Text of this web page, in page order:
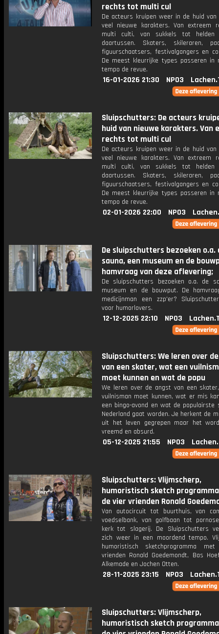
rechts tot multi cul
De acteurs kruipen weer in de huid van
veel nieuwe karakters. Van extreem
multi culti, van sukkels tot helden
daartussen. Skaters, skileraren,
figuurschaatsers, festivalgangers en
De meest kleurrijke types passeren in
tempo de revue.
16-01-2026 21:30 NPO3
Sluipschutters: De acteurs
huid van nieuwe karakters. Van
rechts tot multi cul
De acteurs kruipen weer in de huid van
veel nieuwe karakters. Van extreem
multi culti, van sukkels tot helden
daartussen. Skaters, skileraren,
figuurschaatsers, festivalgangers en
De meest kleurrijke types passeren in
tempo de revue.
02-01-2026 22:00 NPO3
De sluipschutters bezoeken o.a.
sauna, een museum en de
hamvraag van deze aflevering;
De sluipschutters bezoeken o.a. de
museum en de bouwput. De
medicijnman een zzp'er?
voor humorlovers.
12-12-2025 22:10 NPO3
Sluipschutters: We leren over
van een skater, wat een
moet kunnen en wat de popu
We leren over de angst van een
vuilnisman moet kunnen, wat er mis
een bingo-avond en wat de populairste
Nederland gaat worden. Je herkent de
uit het leven gegrepen maar het
vreemd en absurd.
05-12-2025 21:55 NPO3
Sluipschutters: Vlijmscherp,
humoristisch sketch
de vier vrienden Ronald
Van autocircuit tot buurthuis, van
voedselbank, van golfbaan tot
kerk tot slagerij. De Sluipschutters
zich weer in een moordend tempo.
humoristisch sketchprogramma
vrienden Ronald Goedemondt, Bas
Alkemade en Jochen Otten.
28-11-2025 23:15 NPO3
Sluipschutters: Vlijmscherp,
humoristisch sketch